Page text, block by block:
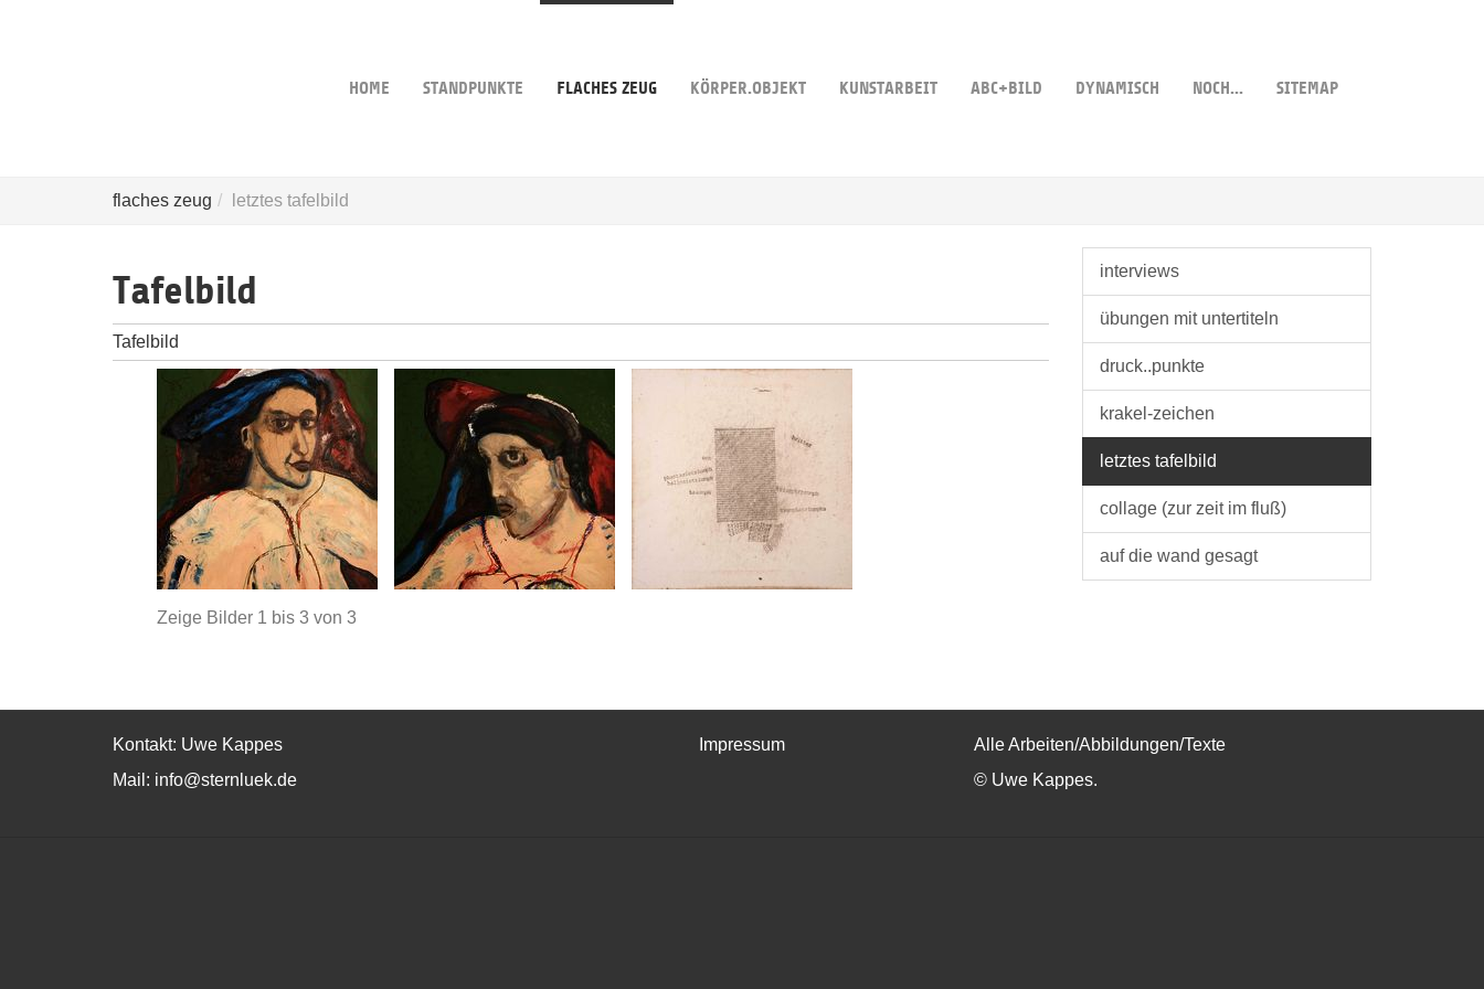
HOME STANDPUNKTE FLACHES ZEUG KÖRPER.OBJEKT KUNSTARBEIT ABC+BILD DYNAMISCH NOCH... SITEMAP
flaches zeug letztes tafelbild
Tafelbild
Tafelbild
Zeige Bilder 1 bis 3 von 3
interviews
übungen mit untertiteln
druck..punkte
krakel-zeichen
letztes tafelbild
collage (zur zeit im fluß)
auf die wand gesagt
Kontakt: Uwe Kappes
Mail: info@sternluek.de
Impressum
Alle Arbeiten/Abbildungen/Texte
© Uwe Kappes.